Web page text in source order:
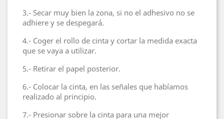
3.- Secar muy bien la zona, si no el adhesivo no se
adhiere y se despegará.
4.- Coger el rollo de cinta y cortar la medida exacta
que se vaya a utilizar.
5.- Retirar el papel posterior.
6.- Colocar la cinta, en las señales que habíamos
realizado al principio.
7.- Presionar sobre la cinta para una mejor